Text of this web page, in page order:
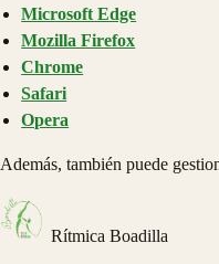
Microsoft Edge
Mozilla Firefox
Chrome
Safari
Opera
Además, también puede
Rítmica Boadilla